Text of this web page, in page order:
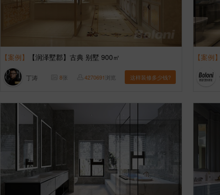
【案例】 【润泽墅郡】古典 别墅 900㎡
丁涛 8张 4270691浏览 这样装修多少钱?
【案例